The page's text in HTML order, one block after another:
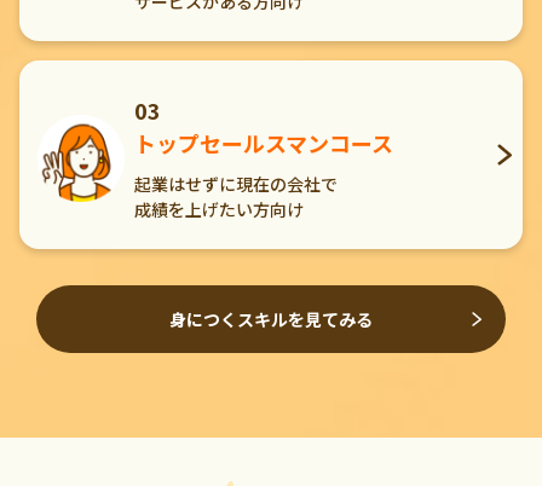
03
トップセールスマンコース
起業はせずに現在の会社で
成績を上げたい方向け
身につくスキルを見てみる